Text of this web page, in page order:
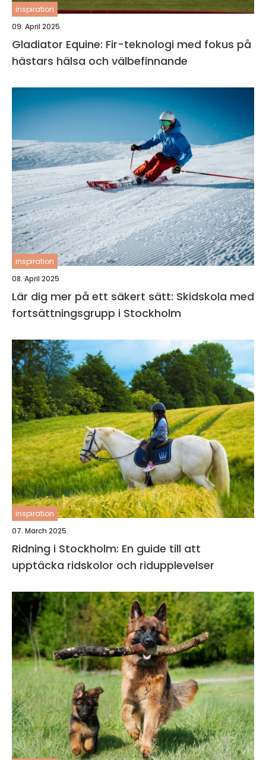
inspiration
09. April 2025
Gladiator Equine: Fir-teknologi med fokus på
hästars hälsa och välbefinnande
inspiration
08. April 2025
Lär dig mer på ett säkert sätt: Skidskola med
fortsättningsgrupp i Stockholm
inspiration
07. March 2025
Ridning i Stockholm: En guide till att
upptäcka ridskolor och ridupplevelser